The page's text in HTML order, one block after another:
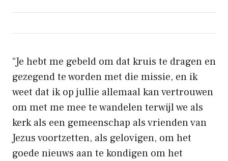
“Je hebt me gebeld om dat kruis te dragen en
gezegend te worden met die missie, en ik
weet dat ik op jullie allemaal kan vertrouwen
om met me mee te wandelen terwijl we als
kerk als een gemeenschap als vrienden van
Jezus voortzetten, als gelovigen, om het
goede nieuws aan te kondigen om het